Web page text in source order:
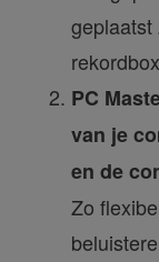
geplaatst
PC
van je
en de
Zo